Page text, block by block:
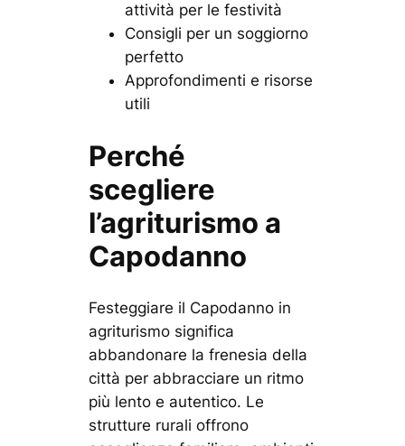
attività per le festività
Consigli per un soggiorno
perfetto
Approfondimenti e risorse
utili
Perché
scegliere
l’agriturismo a
Capodanno
Festeggiare il Capodanno in
agriturismo significa
abbandonare la frenesia della
città per abbracciare un ritmo
più lento e autentico. Le
strutture rurali offrono